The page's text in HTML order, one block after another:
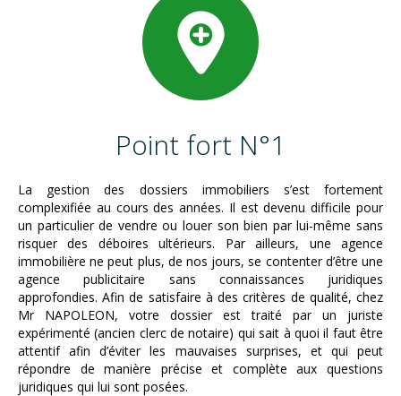
Point fort N°1
La gestion des dossiers immobiliers s’est fortement
complexifiée au cours des années. Il est devenu difficile pour
un particulier de vendre ou louer son bien par lui-même sans
risquer des déboires ultérieurs. Par ailleurs, une agence
immobilière ne peut plus, de nos jours, se contenter d’être une
agence publicitaire sans connaissances juridiques
approfondies. Afin de satisfaire à des critères de qualité, chez
Mr NAPOLEON, votre dossier est traité par un juriste
expérimenté (ancien clerc de notaire) qui sait à quoi il faut être
attentif afin d’éviter les mauvaises surprises, et qui peut
répondre de manière précise et complète aux questions
juridiques qui lui sont posées.